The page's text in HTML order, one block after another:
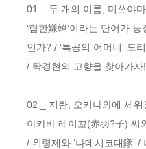
01 _ 두 개의 이름, 미쓰야
‘혐한嫌韓’이라는 단어가
인가? / ‘특공의 어머니’ 도
/ 탁경현의 고향을 찾아가자!
02 _ 지란, 오키나와에 세
아카바 레이꼬(赤羽?子)
/ 위령제와 ‘나데시코대隊’